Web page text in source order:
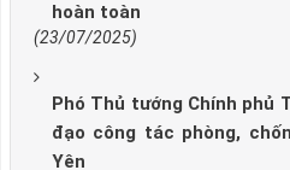
hoàn toàn
(23/07/2025)
Phó Thủ tướng Chính phủ
đạo công tác phòng,
Yên